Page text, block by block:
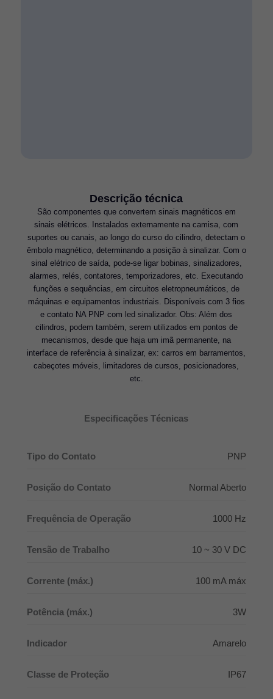
Descrição técnica
São componentes que convertem sinais magnéticos em
sinais elétricos. Instalados externamente na camisa, com
suportes ou canais, ao longo do curso do cilindro, detectam o
êmbolo magnético, determinando a posição à sinalizar. Com o
sinal elétrico de saída, pode-se ligar bobinas, sinalizadores,
alarmes, relés, contatores, temporizadores, etc. Executando
funções e sequências, em circuitos eletropneumáticos, de
máquinas e equipamentos industriais. Disponíveis com 3 fios
e contato NA PNP com led sinalizador. Obs: Além dos
cilindros, podem também, serem utilizados em pontos de
mecanismos, desde que haja um imã permanente, na
interface de referência à sinalizar, ex: carros em barramentos,
cabeçotes móveis, limitadores de cursos, posicionadores,
etc.
Especificações Técnicas
Tipo do Contato PNP
Posição do Contato Normal Aberto
Frequência de Operação 1000 Hz
Tensão de Trabalho 10 ~ 30 V DC
Corrente (máx.) 100 mA máx
Potência (máx.) 3W
Indicador Amarelo
Classe de Proteção IP67